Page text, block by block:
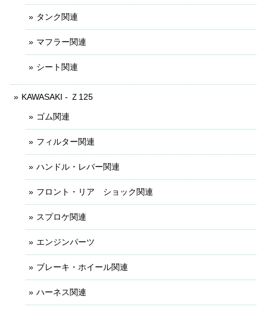
タンク関連
マフラー関連
シート関連
KAWASAKI - Ｚ125
ゴム関連
フィルター関連
ハンドル・レバー関連
フロント・リア ショック関連
スプロケ関連
エンジンパーツ
ブレーキ・ホイール関連
ハーネス関連